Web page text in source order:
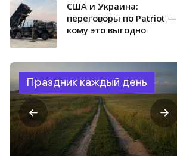
США и Украина:
переговоры по Patriot —
кому это выгодно
Праздник каждый день